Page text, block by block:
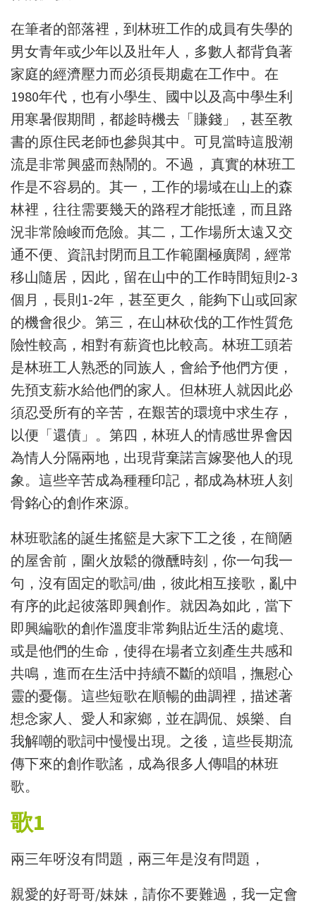
在筆者的部落裡 ， 到林班工作的成員有失學的
男女青年或少年以及壯年人 ， 多數人都背負著
家庭的經濟壓力而必須長期處在工作中。在
1980年代，也有小學生、國中以及高中學生利
用寒暑假期間，都趁時機去「賺錢」，甚至教
書的原住民老師也參與其中。可見當時這股潮
流是非常興盛而熱鬧的。不過， 真實的林班工
作是不容易的。其一，工作的場域在山上的森
林裡，往往需要幾天的路程才能抵達，而且路
況非常險峻而危險。其二，工作場所太遠又交
通不便、資訊封閉而且工作範圍極廣闊，經常
移山隨居，因此，留在山中的工作時間短則2-3
個月，長則1-2年，甚至更久，能夠下山或回家
的機會很少。第三，在山林砍伐的工作性質危
險性較高，相對有薪資也比較高。林班工頭若
是林班工人熟悉的同族人，會給予他們方便，
先預支薪水給他們的家人。但林班人就因此必
須忍受所有的辛苦，在艱苦的環境中求生存，
以便「還債」。第四，林班人的情感世界會因
為情人分隔兩地，出現背棄諾言嫁娶他人的現
象。這些辛苦成為種種印記 ， 都成為林班人刻
骨銘心的創作來源。
林班歌謠的誕生搖籃是大家下工之後 ， 在簡陋
的屋舍前 ， 圍火放鬆的微醺時刻 ， 你一句我一
句 ， 沒有固定的歌詞/曲 ， 彼此相互接歌 ， 亂中
有序的此起彼落即興創作。就因為如此，當下
即興編歌的創作溫度非常夠貼近生活的處境、
或是他們的生命，使得在場者立刻產生共感和
共鳴，進而在生活中持續不斷的頌唱，撫慰心
靈的憂傷。這些短歌在順暢的曲調裡，描述著
想念家人、愛人和家鄉，並在調侃、娛樂、自
我解嘲的歌詞中慢慢出現。之後 ， 這些長期流
傳下來的創作歌謠 ， 成為很多人傳唱的林班
歌。
歌1
兩三年呀沒有問題 ， 兩三年是沒有問題 ，
親愛的好哥哥/妹妹，請你不要難過，我一定會